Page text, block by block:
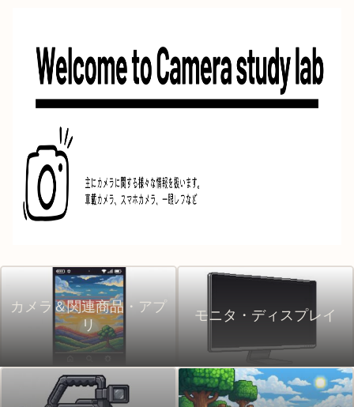
カメラ＆関連商品・アプ
リ
モニタ・ディスプレイ